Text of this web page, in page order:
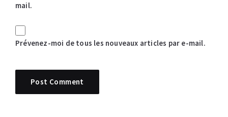
mail.
Prévenez-moi de tous les nouveaux articles par e-mail.